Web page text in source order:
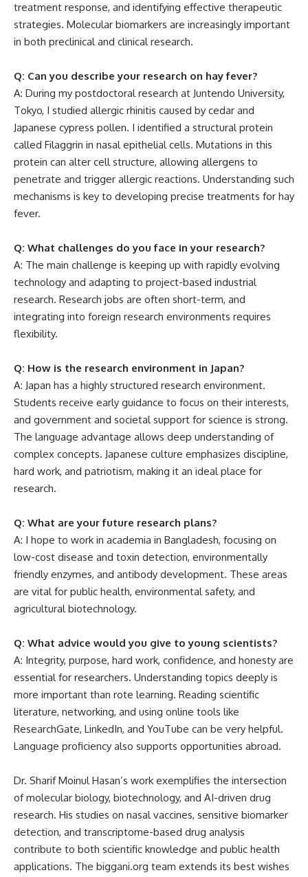
treatment response, and identifying effective therapeutic
strategies. Molecular biomarkers are increasingly important
in both preclinical and clinical research.
Q: Can you describe your research on hay fever?
A: During my postdoctoral research at Juntendo University,
Tokyo, I studied allergic rhinitis caused by cedar and
Japanese cypress pollen. I identified a structural protein
called Filaggrin in nasal epithelial cells. Mutations in this
protein can alter cell structure, allowing allergens to
penetrate and trigger allergic reactions. Understanding such
mechanisms is key to developing precise treatments for hay
fever.
Q: What challenges do you face in your research?
A: The main challenge is keeping up with rapidly evolving
technology and adapting to project-based industrial
research. Research jobs are often short-term, and
integrating into foreign research environments requires
flexibility.
Q: How is the research environment in Japan?
A: Japan has a highly structured research environment.
Students receive early guidance to focus on their interests,
and government and societal support for science is strong.
The language advantage allows deep understanding of
complex concepts. Japanese culture emphasizes discipline,
hard work, and patriotism, making it an ideal place for
research.
Q: What are your future research plans?
A: I hope to work in academia in Bangladesh, focusing on
low-cost disease and toxin detection, environmentally
friendly enzymes, and antibody development. These areas
are vital for public health, environmental safety, and
agricultural biotechnology.
Q: What advice would you give to young scientists?
A: Integrity, purpose, hard work, confidence, and honesty are
essential for researchers. Understanding topics deeply is
more important than rote learning. Reading scientific
literature, networking, and using online tools like
ResearchGate, LinkedIn, and YouTube can be very helpful.
Language proficiency also supports opportunities abroad.
Dr. Sharif Moinul Hasan’s work exemplifies the intersection
of molecular biology, biotechnology, and AI-driven drug
research. His studies on nasal vaccines, sensitive biomarker
detection, and transcriptome-based drug analysis
contribute to both scientific knowledge and public health
applications. The biggani.org team extends its best wishes